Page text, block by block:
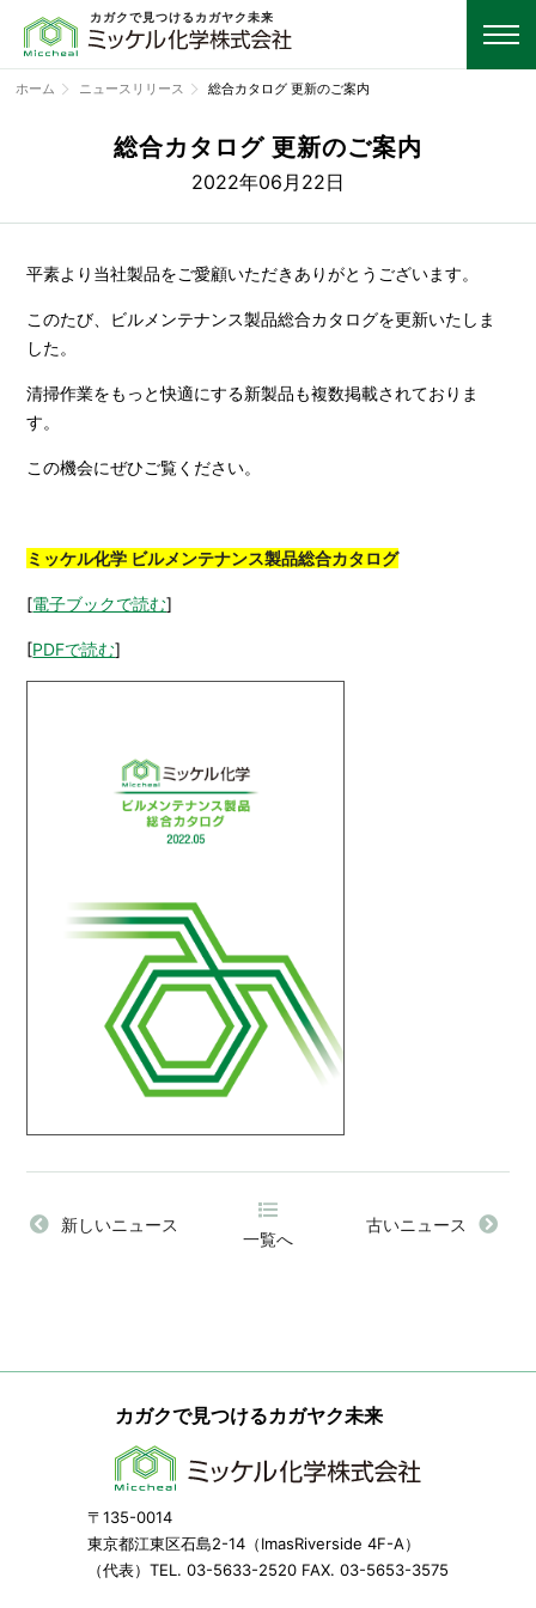
カガクで見つけるカガヤク未来
ホーム ニュースリリース 総合カタログ 更新のご案内
総合カタログ 更新のご案内
2022年06月22日
平素より当社製品をご愛顧いただきありがとうございます。
このたび、ビルメンテナンス製品総合カタログを更新いたしま
した。
清掃作業をもっと快適にする新製品も複数掲載されておりま
す。
この機会にぜひご覧ください。
ミッケル化学 ビルメンテナンス製品総合カタログ
[電子ブックで読む]
[PDFで読む]
新しいニュース
一覧へ
古いニュース
カガクで見つけるカガヤク未来
〒135-0014
東京都江東区石島2-14（ImasRiverside 4F-A）
（代表）TEL. 03-5633-2520 FAX. 03-5653-3575